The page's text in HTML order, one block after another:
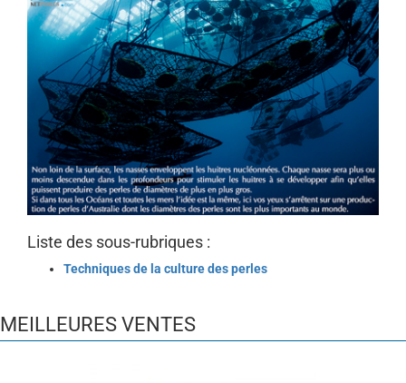
Liste des sous-rubriques :
Techniques de la culture des perles
MEILLEURES VENTES